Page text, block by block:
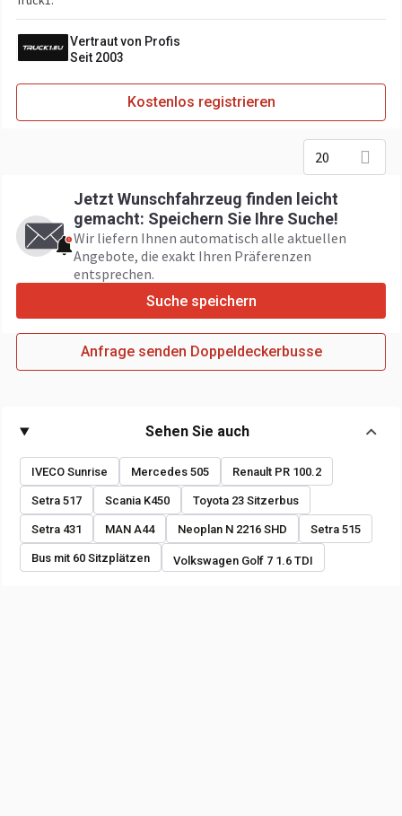
Vertraut von Profis
Seit 2003
Kostenlos registrieren
20
Jetzt Wunschfahrzeug finden leicht
gemacht: Speichern Sie Ihre Suche!
Wir liefern Ihnen automatisch alle aktuellen
Angebote, die exakt Ihren Präferenzen
entsprechen.
Suche speichern
Anfrage senden Doppeldeckerbusse
Sehen Sie auch
IVECO Sunrise Mercedes 505 Renault PR 100.2
Setra 517 Scania K450 Toyota 23 Sitzerbus
Setra 431 MAN A44 Neoplan N 2216 SHD Setra 515
Bus mit 60 Sitzplätzen Volkswagen Golf 7 1.6 TDI